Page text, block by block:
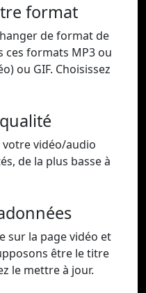
format
de format de
ces formats MP3 ou
ou GIF. Choisissez
vidéo/audio
de la plus basse à
sur la page vidéo et
être le titre
le mettre à jour.